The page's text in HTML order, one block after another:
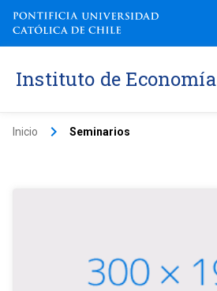
Instituto de Economía
Inicio keyboard_arrow_right Seminarios